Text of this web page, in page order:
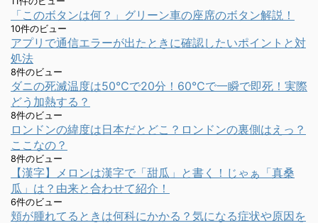
「このボタンは何？」グリーン車の座席のボタン解説！
10件のビュー
アプリで通信エラーが出たときに確認したいポイントと対
処法
8件のビュー
ダニの死滅温度は50℃で20分！60℃で一瞬で即死！実際
どう加熱する？
8件のビュー
ロンドンの緯度は日本だとどこ？ロンドンの裏側はえっ？
ここなの？
8件のビュー
【漢字】メロンは漢字で「甜瓜」と書く！じゃぁ「真桑
瓜」は？由来と合わせて紹介！
6件のビュー
頬が腫れてるときは何科にかかる？気になる症状や原因を